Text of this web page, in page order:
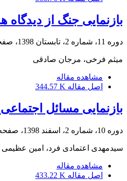
بازنمایی جنگ از
دوره 11، شماره 2، تابستان 1398، صفحه
میثم فرخی، مرجان صادقی
مشاهده مقاله
اصل مقاله 344.57 K
بازنمایی مسائل
دوره 10، شماره 2، اسفند 1398، صفحه
سیدمهدی اعتمادی فرد، امین عظیمی
مشاهده مقاله
اصل مقاله 433.22 K